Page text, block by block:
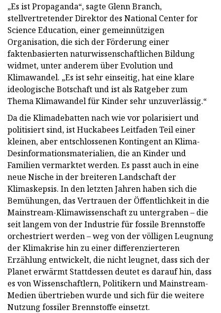
„Es ist Propaganda“, sagte Glenn Branch,
stellvertretender Direktor des National Center for
Science Education, einer gemeinnützigen
Organisation, die sich der Förderung einer
faktenbasierten naturwissenschaftlichen Bildung
widmet, unter anderem über Evolution und
Klimawandel. „Es ist sehr einseitig, hat eine klare
ideologische Botschaft und ist als Ratgeber zum
Thema Klimawandel für Kinder sehr unzuverlässig.“
Da die Klimadebatten nach wie vor polarisiert und
politisiert sind, ist Huckabees Leitfaden Teil einer
kleinen, aber entschlossenen Kontingent an Klima-
Desinformationsmaterialien, die an Kinder und
Familien vermarktet werden. Es passt auch in eine
neue Nische in der breiteren Landschaft der
Klimaskepsis. In den letzten Jahren haben sich die
Bemühungen, das Vertrauen der Öffentlichkeit in die
Mainstream-Klimawissenschaft zu untergraben – die
seit langem von der Industrie für fossile Brennstoffe
orchestriert werden – weg von der völligen Leugnung
der Klimakrise hin zu einer differenzierteren
Erzählung entwickelt, die nicht leugnet, dass sich der
Planet erwärmt Stattdessen deutet es darauf hin, dass
es von Wissenschaftlern, Politikern und Mainstream-
Medien übertrieben wurde und sich für die weitere
Nutzung fossiler Brennstoffe einsetzt.